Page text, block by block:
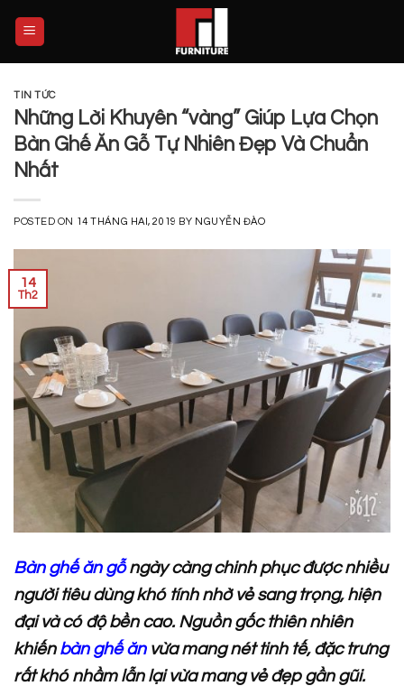
TIN TỨC
Những Lời Khuyên “vàng” Giúp Lựa Chọn
Bàn Ghế Ăn Gỗ Tự Nhiên Đẹp Và Chuẩn
Nhất
POSTED ON 14 THÁNG HAI, 2019 BY NGUYỄN ĐÀO
14
Th2
Bàn ghế ăn gỗngày càng chinh phục được nhiều
người tiêu dùng khó tính nhờ vẻ sang trọng, hiện
đại và có độ bền cao. Nguồn gốc thiên nhiên
khiến bàn ghế ănvừa mang nét tinh tế, đặc trưng
rất khó nhầm lẫn lại vừa mang vẻ đẹp gần gũi.